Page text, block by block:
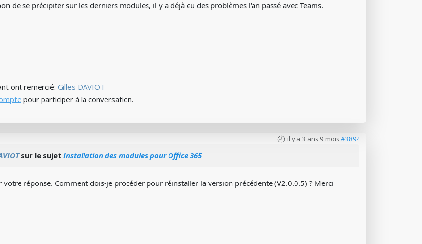
de se précipiter sur les derniers modules, il y a déjà eu des problèmes l'an passé avec Teams.
ont remercié: Gilles DAVIOT
pour participer à la conversation.
il y a 3 ans 9 mois #3894
sur le sujet Installation des modules pour Office 365
votre réponse. Comment dois-je procéder pour réinstaller la version précédente (V2.0.0.5) ? Merci